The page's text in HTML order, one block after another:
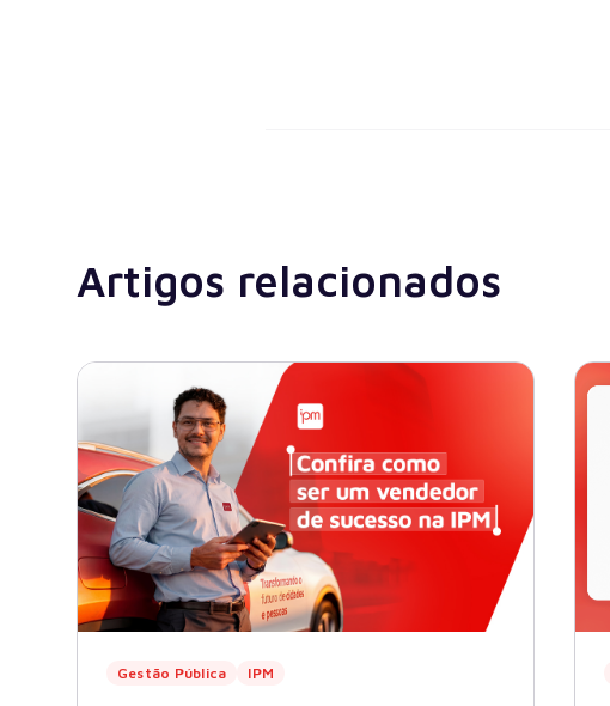
Artigos relacionados
Gestão Pública IPM